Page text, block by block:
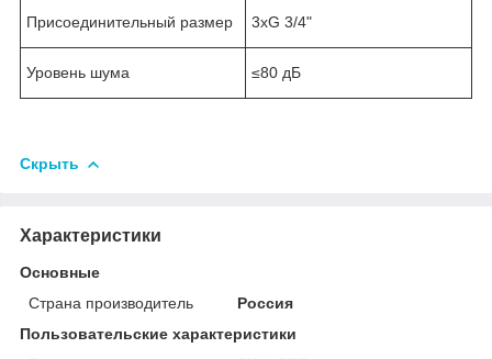
Присоединительный размер 3хG 3/4"
Уровень шума ≤80 дБ
Скрыть
Характеристики
Основные
Страна производитель
Россия
Пользовательские характеристики